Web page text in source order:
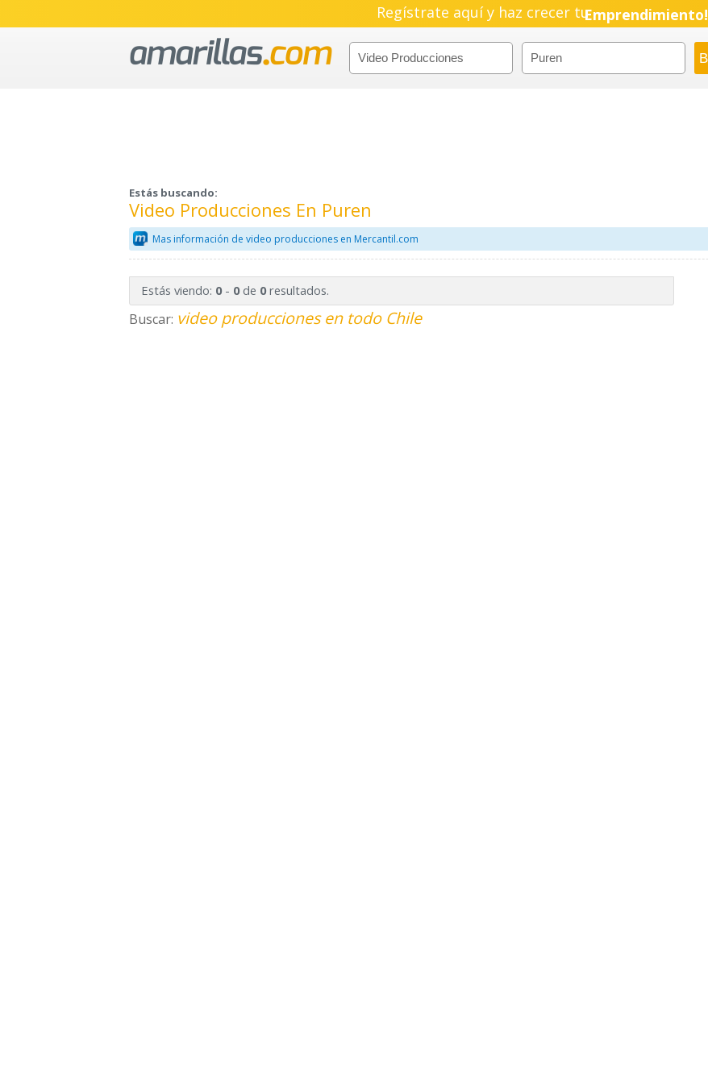
Regístrate aquí y haz crecer tuEmprendimiento!
Estás buscando:
Video Producciones En Puren
Mas información de video producciones en Mercantil.com
Estás viendo: 0- 0de 0resultados.
Buscar: video producciones en todo Chile